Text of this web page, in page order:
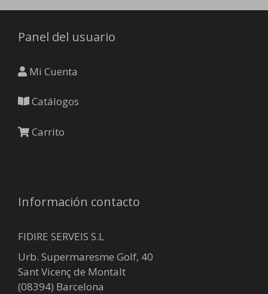
Panel del usuario
Mi Cuenta
Catálogos
Carrito
Información contacto
FIDIRE SERVEIS S.L
Urb. Supermaresme Golf, 40
Sant Vicenç de Montalt
(08394) Barcelona